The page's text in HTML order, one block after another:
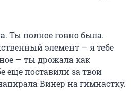
Ты полное говно была.
элемент — я тебе
— ты дрожала как
еще поставили за твои
Винер на гимнастку.